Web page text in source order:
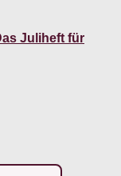
Juliheft für